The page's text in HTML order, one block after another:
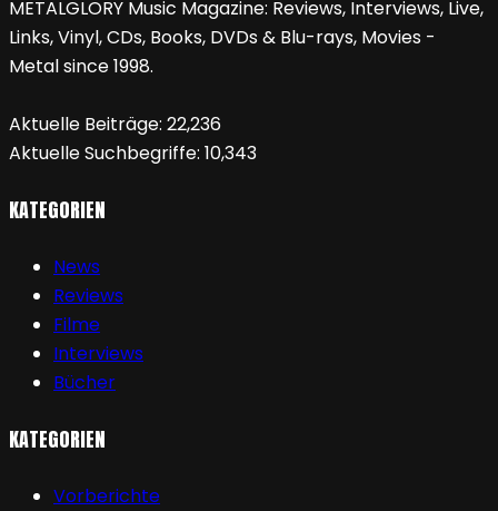
METALGLORY Music Magazine: Reviews, Interviews, Live,
Links, Vinyl, CDs, Books, DVDs & Blu-rays, Movies -
Metal since 1998.
Aktuelle Beiträge: 22,236
Aktuelle Suchbegriffe: 10,343
KATEGORIEN
News
Reviews
Filme
Interviews
Bücher
KATEGORIEN
Vorberichte